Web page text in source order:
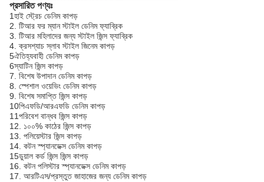
প্রসারিত পণ্যঃ
1হাই স্ট্রেচ ডেনিম কাপড়
2. টিআর ফর ম্যান স্টাইল ডেনিম ফ্যাব্রিক
3. টিআর মহিলাদের জন্য স্টাইল জিন্স ফ্যাব্রিক
4. ক্রসশ্যাচ স্লাব স্টাইল জিনেম কাপড়
5ঐতিহ্যবাহী ডেনিম কাপড়
6স্যাটিন জিন্স কাপড়
7. বিশেষ উপাদান ডেনিম কাপড়
8. স্পেশাল ওয়েভিং ডেনিম কাপড়
9. বিশেষ সমাপ্তি জিন্স কাপড়
10পিএফডি/আরএফডি ডেনিম কাপড়
11পরিবেশ বান্ধব জিন্স কাপড়
12. ১০০% কাঠের জিন্স কাপড়
13. পলিয়েস্টার জিন্স কাপড়
14. কটন স্প্যানডেক্স ডেনিম কাপড়
15ডুয়াল কর্ড জিন্স জিন্স কাপড়
16. কটন পলিস্টার স্প্যানডেক্স ডেনিম কাপড়
17. আরটিএস/প্রস্তুত জাহাজের জন্য ডেনিম কাপড়